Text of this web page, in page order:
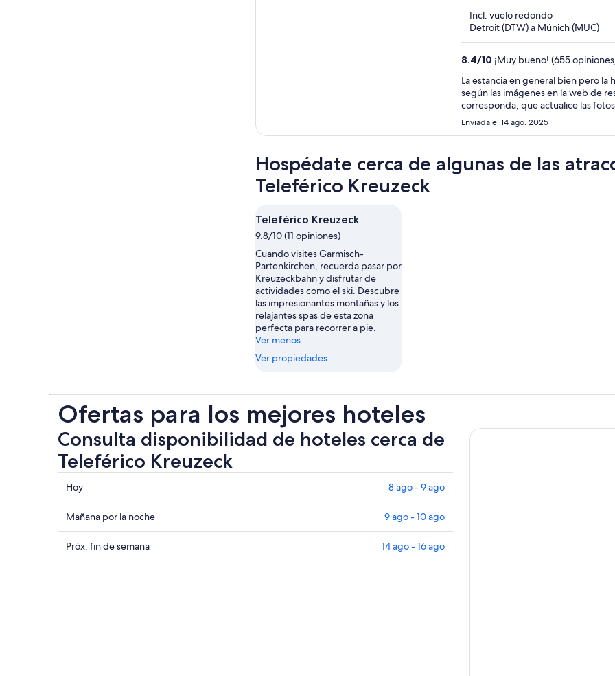
5
Incl. vuelo redondo
Detroit (DTW) a Múnich (MUC)
8.4/10 ¡Muy bueno! (655
La estancia en general bien pero la
según las imágenes en la web de
corresponda, que
Enviada el 14 ago. 2025
Hospédate cerca de algunas de las
Teleférico Kreuzeck
Teleférico Kreuzeck
9.8/10 (11 opiniones)
Cuando visites Garmisch-
Partenkirchen, recuerda pasar por
Kreuzeckbahn y disfrutar de
actividades como el ski. Descubre
las impresionantes montañas y los
relajantes spas de esta zona
perfecta para recorrer a pie.
Ver menos
Ver propiedades
Ofertas para los mejores hoteles
Consulta disponibilidad de hoteles cerca de
Teleférico Kreuzeck
Consultar
los
precios
cerca
de
Hoy 8 ago - 9 ago
Consultar
precios
cerca
Mañana por la noche 9 ago - 10 ago
Consultar
Próx. fin de semana 14 ago - 16 ago